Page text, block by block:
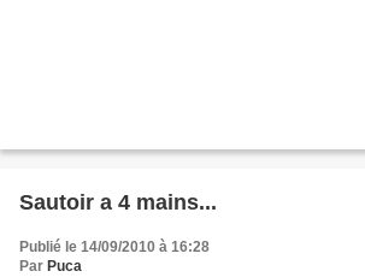
Sautoir a 4 mains...
Publié le 14/09/2010 à 16:28
Par Puca